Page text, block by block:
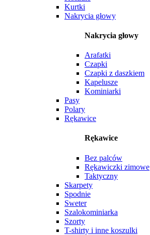
Kurtki
Nakrycia głowy
Nakrycia głowy
Arafatki
Czapki
Czapki z daszkiem
Kapelusze
Kominiarki
Pasy
Polary
Rękawice
Rękawice
Bez palców
Rękawiczki zimowe
Taktyczny
Skarpety
Spodnie
Sweter
Szalokominiarka
Szorty
T-shirty i inne koszulki